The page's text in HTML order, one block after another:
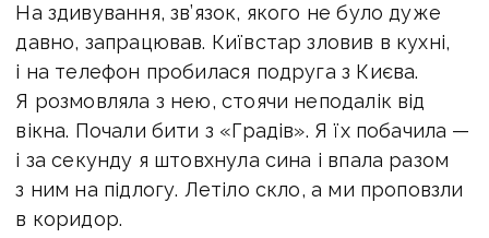
На здивування, зв’язок, якого не було дуже
давно, запрацював. Київстар зловив в кухні,
і на телефон пробилася подруга з Києва.
Я розмовляла з нею, стоячи неподалік від
вікна. Почали бити з «Градів». Я їх побачила —
і за секунду я штовхнула сина і впала разом
з ним на підлогу. Летіло скло, а ми проповзли
в коридор.